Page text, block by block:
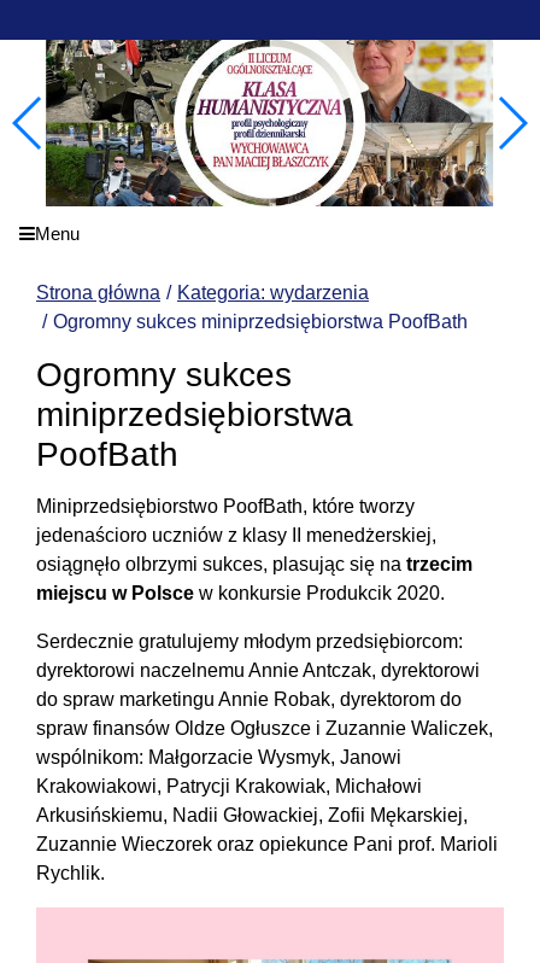
Menu
Strona główna
Kategoria: wydarzenia
Ogromny sukces miniprzedsiębiorstwa PoofBath
Ogromny sukces
miniprzedsiębiorstwa
PoofBath
Miniprzedsiębiorstwo PoofBath, które tworzy
jedenaścioro uczniów z klasy II menedżerskiej,
osiągnęło olbrzymi sukces, plasując się na trzecim
miejscu w Polsce w konkursie Produkcik 2020.
Serdecznie gratulujemy młodym przedsiębiorcom:
dyrektorowi naczelnemu Annie Antczak, dyrektorowi
do spraw marketingu Annie Robak, dyrektorom do
spraw finansów Oldze Ogłuszce i Zuzannie Waliczek,
wspólnikom: Małgorzacie Wysmyk, Janowi
Krakowiakowi, Patrycji Krakowiak, Michałowi
Arkusińskiemu, Nadii Głowackiej, Zofii Mękarskiej,
Zuzannie Wieczorek oraz opiekunce Pani prof. Marioli
Rychlik.